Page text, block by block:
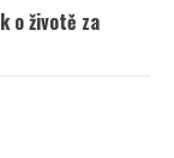
o životě za